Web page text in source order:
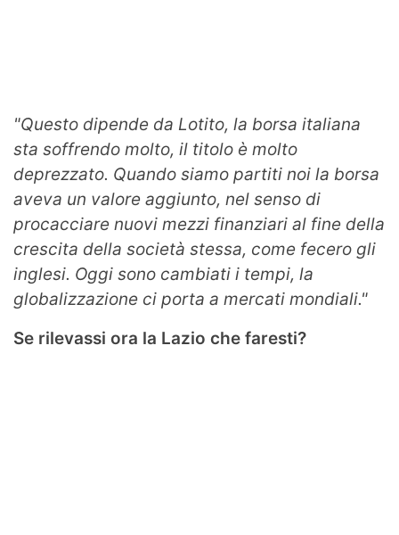
"Questo dipende da Lotito, la borsa italiana
sta soffrendo molto, il titolo è molto
deprezzato. Quando siamo partiti noi la borsa
aveva un valore aggiunto, nel senso di
procacciare nuovi mezzi finanziari al fine della
crescita della società stessa, come fecero gli
inglesi. Oggi sono cambiati i tempi, la
globalizzazione ci porta a mercati mondiali."
Se rilevassi ora la Lazio che faresti?